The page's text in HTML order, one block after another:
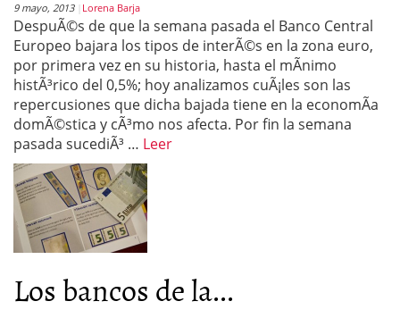
9 mayo, 2013 Lorena Barja
DespuÃ©s de que la semana pasada el Banco Central
Europeo bajara los tipos de interÃ©s en la zona euro,
por primera vez en su historia, hasta el mÃ­nimo
histÃ³rico del 0,5%; hoy analizamos cuÃ¡les son las
repercusiones que dicha bajada tiene en la economÃ­a
domÃ©stica y cÃ³mo nos afecta. Por fin la semana
pasada sucediÃ³ … Leer
Los bancos de la...